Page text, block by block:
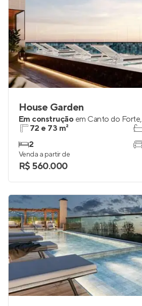
House Garden
Em construção em Canto do Forte,
72 e 73 m²
2
Venda a partir de
R$ 560.000